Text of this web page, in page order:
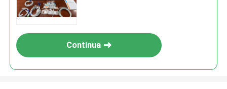
Continua